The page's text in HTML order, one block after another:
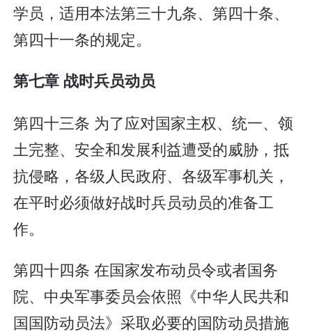
学员，适用本法第三十九条、第四十条、
第四十一条的规定。
第七章 战时兵员动员
第四十三条 为了应对国家主权、统一、领
土完整、安全和发展利益遭受的威胁，抵
抗侵略，各级人民政府、各级军事机关，
在平时必须做好战时兵员动员的准备工
作。
第四十四条 在国家发布动员令或者国务
院、中央军事委员会依照《中华人民共和
国国防动员法》采取必要的国防动员措施